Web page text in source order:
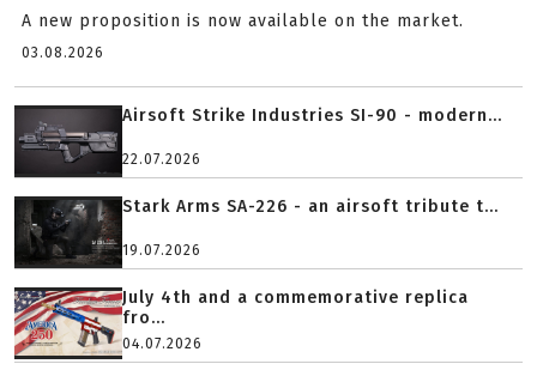
A new proposition is now available on the market.
03.08.2026
Airsoft Strike Industries SI-90 - modern...
22.07.2026
Stark Arms SA-226 - an airsoft tribute t...
19.07.2026
July 4th and a commemorative replica
fro...
04.07.2026